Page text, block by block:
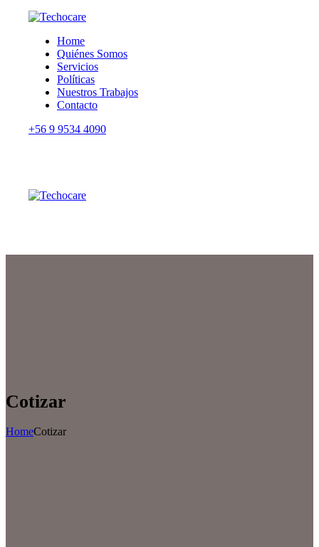
Home
Quiénes Somos
Servicios
Políticas
Nuestros Trabajos
Contacto
+56 9 9534 4090
Cotizar
HomeCotizar